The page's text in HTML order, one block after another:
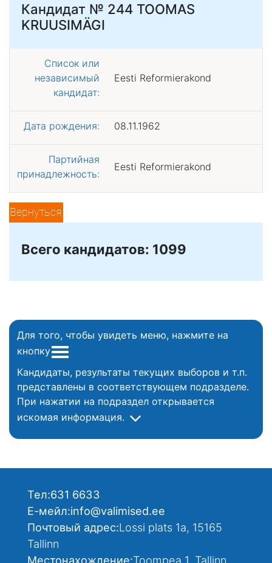
Кандидат № 244 TOOMAS
KRUUSIMÄGI
Список или
независимый
кандидат:
Eesti Reformierakond
Дата рождения: 08.11.1962
Партийная
принадлежность:
Eesti Reformierakond
Вернуться
Всего кандидатов: 1099
Для того, чтобы увидеть меню, нажмите на
кнопку
Кандидаты, результаты текущих выборов и т.п.
представлены в соответствующем подразделе.
При нажатии на подраздел открывается
искомая информация.
Тел:631 6633
Е-мейл:info@valimised.ee
Почтовый адрес:Lossi plats 1a, 15165
Tallinn
Местонахождение:Toompea 1, Tallinn